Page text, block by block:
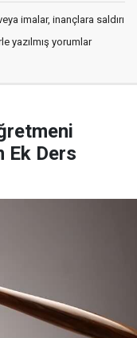
imalar, inançlara saldırı
yazılmış yorumlar
Ek Ders